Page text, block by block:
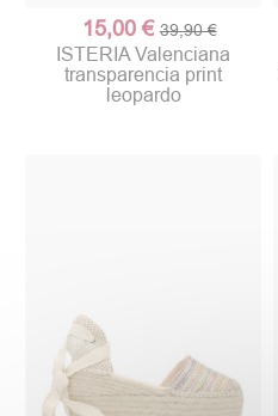
15,00 € 39,90 €
ISTERIA Valenciana
transparencia print
leopardo